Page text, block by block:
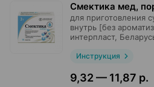
Смектика мед,
для приготовления
внутрь [без
интерпласт,
Инструкция
9,32 — 11,87 р.